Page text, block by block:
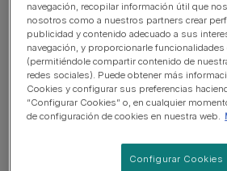
PURINA® GOURMET™
Pollo
Promedio:4 ( 1vote)
Tamaños disponibles: 85g
Alimento 100% completo y
navegación, recopilar información útil que
nosotros como a nuestros partners crear
publicidad y contenido adecuado a sus
navegación, y proporcionarle funcionalidades
(permitiéndole compartir contenido de
redes sociales). Puede obtener más
Cookies y configurar sus preferencias
“Configurar Cookies” o, en cualquier
de configuración de cookies en nuestra web.
Configurar Cookies